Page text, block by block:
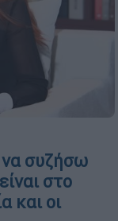
συζήσω
στο
και οι